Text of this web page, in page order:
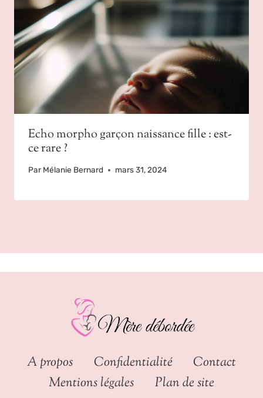
Echo morpho garçon naissance fille : est-
ce rare ?
Par Mélanie Bernard mars 31, 2024
A propos Confidentialité
Contact
Mentions légales
Plan de site